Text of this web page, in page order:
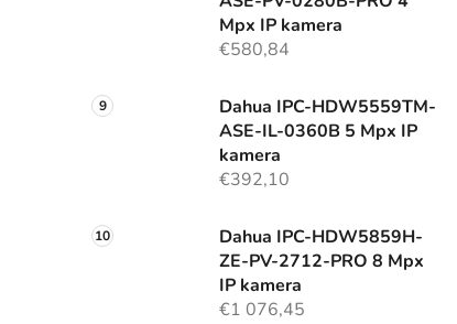
Mpx IP kamera
€580,84
Dahua IPC-HDW5559TM-
ASE-IL-0360B 5 Mpx IP
kamera
€392,10
Dahua IPC-HDW5859H-
ZE-PV-2712-PRO 8 Mpx
IP kamera
€1 076,45